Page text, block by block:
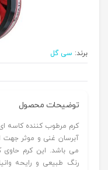
برند: سی گل
توضیحات محصول
کرم مرطوب کننده کاسه
آبرسان غنی و موثر
رنگ طبیعی و رایحه